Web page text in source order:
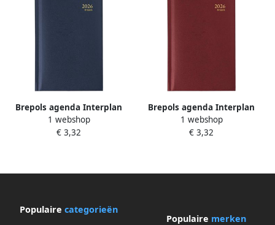
Brepols agenda Interplan
Lima 6-talig blauw 2026
1 webshop
€ 3,32
Brepols agenda Interplan
Lima bordeaux 2026
1 webshop
€ 3,32
Populaire categorieën
Populaire merken